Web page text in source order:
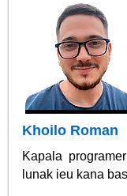
Khoilo Roman
Kapala
lunak ieu kana